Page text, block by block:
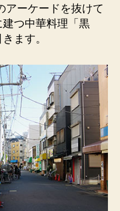
アーケードを抜けて
つ中華料理「黒
ます。